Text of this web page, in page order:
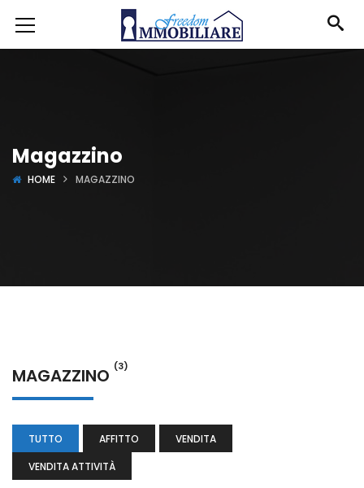
Magazzino
HOME MAGAZZINO
MAGAZZINO (3)
TUTTO AFFITTO
VENDITA
VENDITA ATTIVITÀ